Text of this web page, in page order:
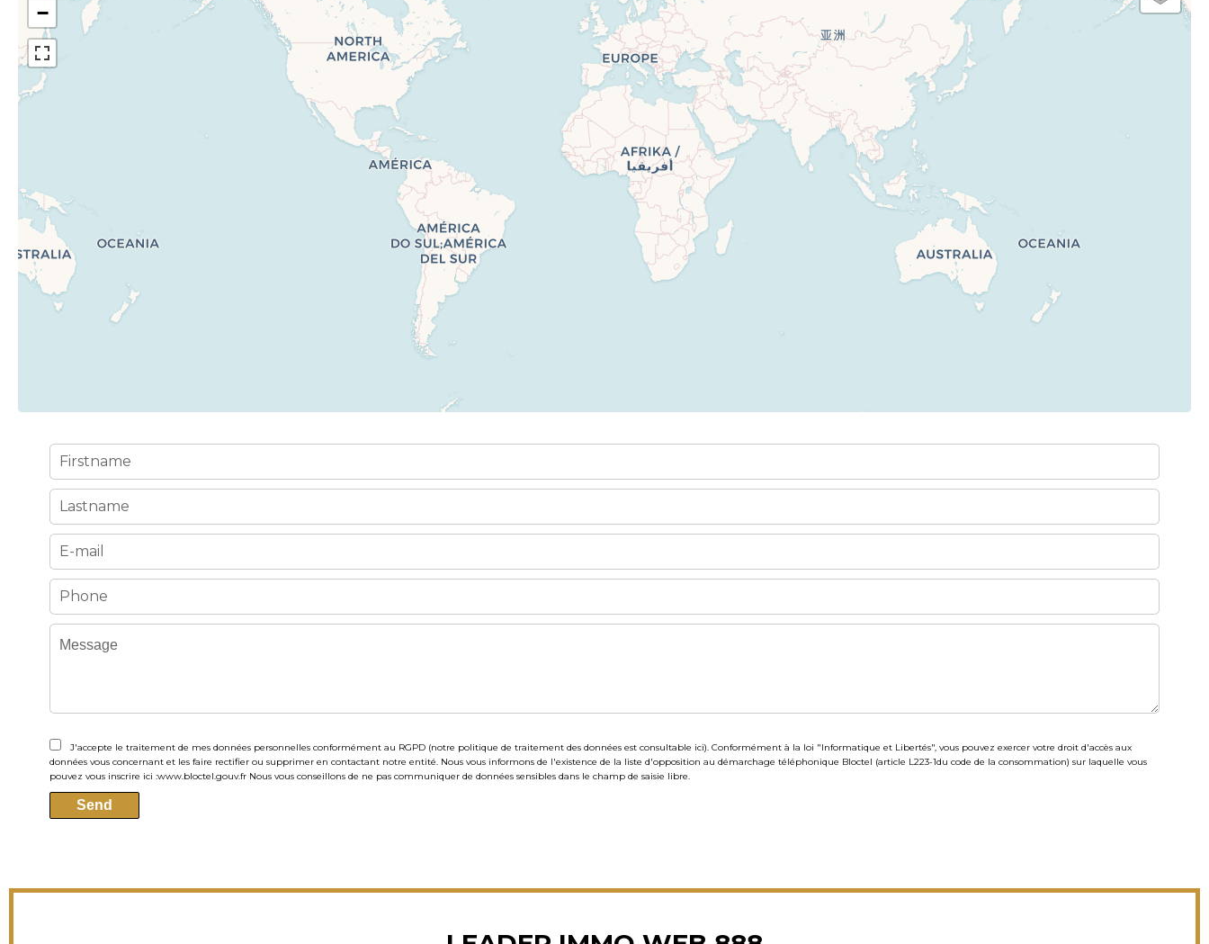
−
J'accepte le traitement de mes données personnelles conformément au RGPD (notre politique de traitement des données est consultable ici). Conformément à la loi "Informatique et Libertés", vous pouvez exercer votre droit d'accès aux
données vous concernant et les faire rectifier ou supprimer en contactant notre entité. Nous vous informons de l'existence de la liste d'opposition au démarchage téléphonique Bloctel (article L223-1du code de la consommation) sur laquelle vous
pouvez vous inscrire ici :www.bloctel.gouv.fr Nous vous conseillons de ne pas communiquer de données sensibles dans le champ de saisie libre.
Send